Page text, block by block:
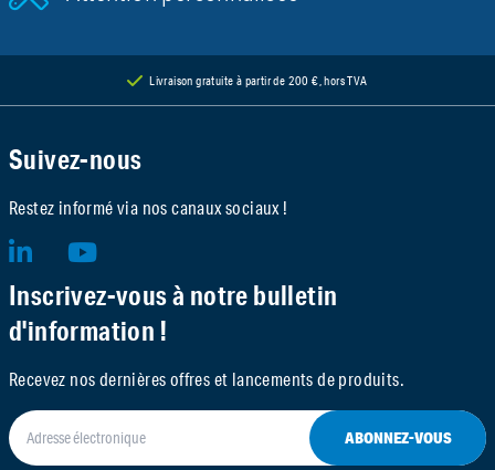
Livraison gratuite à partir de 200 €, hors TVA
Suivez-nous
Restez informé via nos canaux sociaux !
Inscrivez-vous à notre bulletin
d'information !
Recevez nos dernières offres et lancements de produits.
ABONNEZ-VOUS